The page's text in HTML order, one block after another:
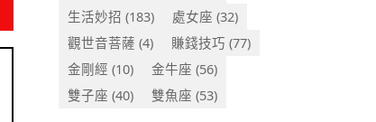
生活妙招 (183) 處女座 (32)
觀世音菩薩 (4) 賺錢技巧 (77)
金剛經 (10) 金牛座 (56)
雙子座 (40) 雙魚座 (53)